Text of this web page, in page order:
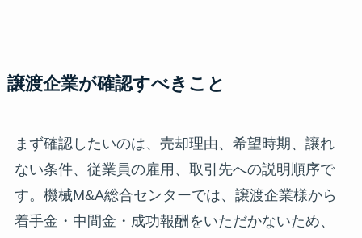
譲渡企業が確認すべきこと
まず確認したいのは、売却理由、希望時期、譲れ
ない条件、従業員の雇用、取引先への説明順序で
す。機械M&A総合センターでは、譲渡企業様から
着手金・中間金・成功報酬をいただかないため、